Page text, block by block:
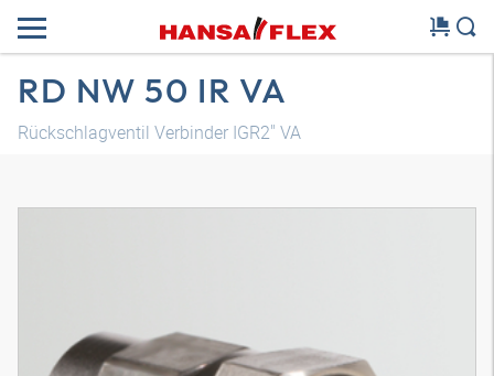
RD NW 50 IR VA
Rückschlagventil Verbinder IGR2" VA